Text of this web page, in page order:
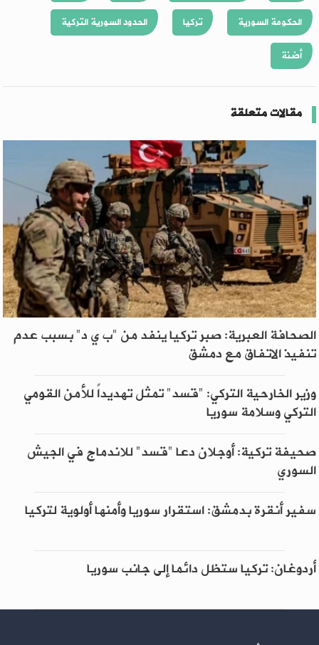
الحكومة السورية
تركيا
الحدود السورية التركية
أضنة
مقالات متعلقة
الصحافة العبرية: صبر تركيا ينفد من "ب ي د" بسبب عدم
تنفيذ الاتفاق مع دمشق
وزير الخارحية التركي: "قسد" تمثل تهديداً للأمن القومي
التركي وسلامة سوريا
صحيفة تركية: أوجلان دعا "قسد" للاندماج في الجيش
السوري
سفير أنقرة بدمشق: استقرار سوريا وأمنها أولوية لتركيا
أردوغان: تركيا ستظل دائما إلى جانب سوريا